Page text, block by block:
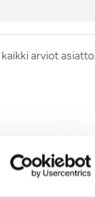
arviot